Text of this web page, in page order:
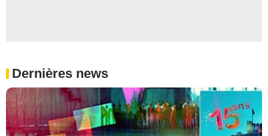
Dernières news